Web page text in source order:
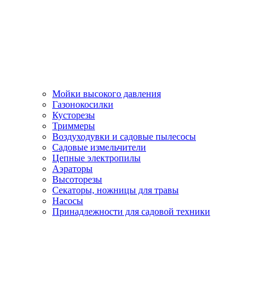
Мойки высокого давления
Газонокосилки
Кусторезы
Триммеры
Воздуходувки и садовые пылесосы
Садовые измельчители
Цепные электропилы
Аэраторы
Высоторезы
Секаторы, нoжницы для травы
Насосы
Принадлежности для садовой техники